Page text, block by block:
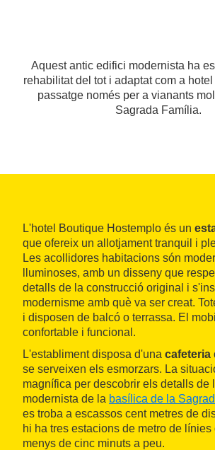
Aquest antic edifici modernista ha
rehabilitat del tot i adaptat com a
passatge només per a vianants
Sagrada Família.
L'hotel Boutique Hostemplo és un
que ofereix un allotjament tranquil i
Les acollidores habitacions són
lluminoses, amb un disseny que
detalls de la construcció original i
modernisme amb què va ser creat.
i disposen de balcó o terrassa. El
confortable i funcional.
L'establiment disposa d'una cafeteria
se serveixen els esmorzars. La
magnífica per descobrir els detalls de
modernista de la basílica de la
es troba a escassos cent metres de
hi ha tres estacions de metro de línies
menys de cinc minuts a peu.